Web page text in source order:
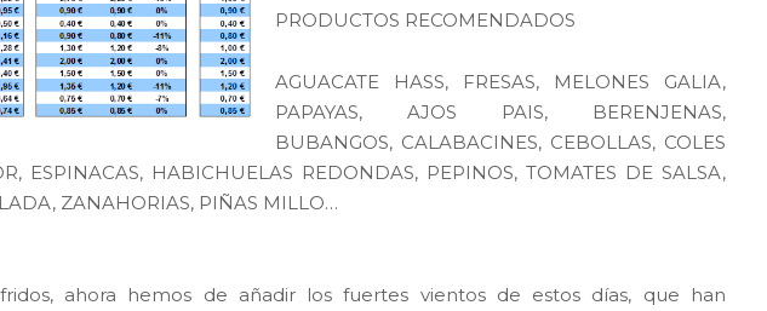
PRODUCTOS RECOMENDADOS
AGUACATE HASS, FRESAS, MELONES GALIA,
PAPAYAS, AJOS PAIS, BERENJENAS,
BUBANGOS, CALABACINES, CEBOLLAS, COLES
ESPINACAS, HABICHUELAS REDONDAS, PEPINOS, TOMATES DE SALSA,
ZANAHORIAS, PIÑAS MILLO…
ahora hemos de añadir los fuertes vientos de estos días, que han